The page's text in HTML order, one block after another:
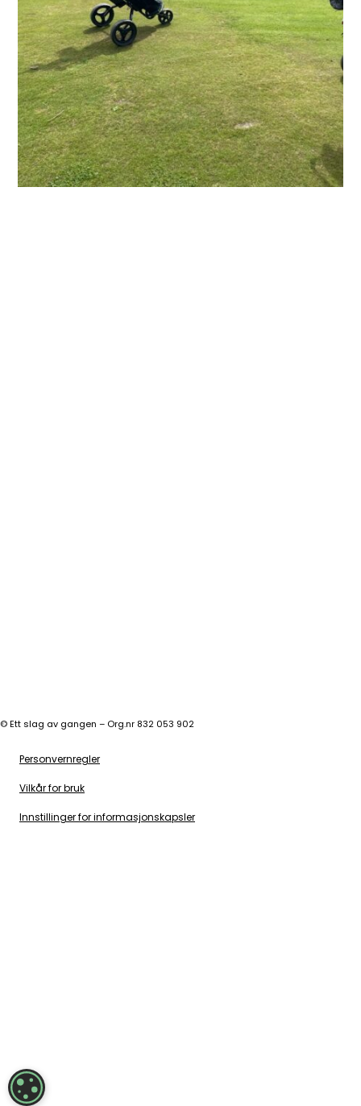
©Ett slag av gangen – Org.nr 832 053 902
Personvernregler
Vilkår for bruk
Innstillinger for informasjonskapsler